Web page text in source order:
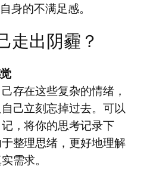
身的不满足感。
走出阴霾？
存在这些复杂的情绪，
己立刻忘掉过去。可以
，将你的思考记录下
整理思绪，更好地理解
需求。